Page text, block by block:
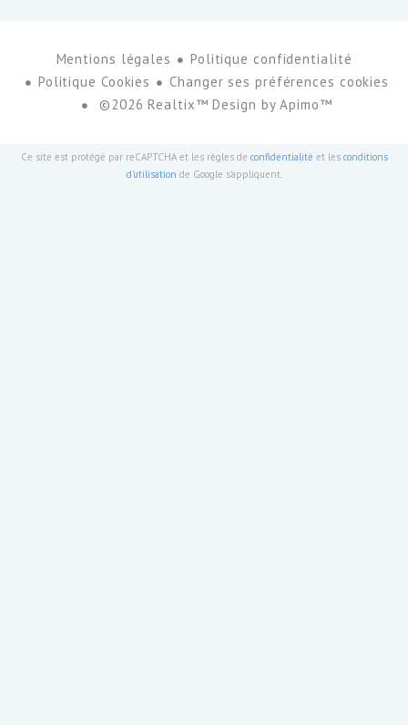
Mentions légales
Politique confidentialité
Politique Cookies
Changer ses préférences cookies
©2026 Realtix™ Design byApimo™
Ce site est protégé par reCAPTCHA et les règles de confidentialité et les conditions
d'utilisation de Google s'appliquent.